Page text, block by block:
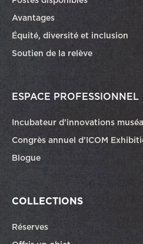
Avantages
Équité, diversité et inclusion
Soutien de la relève
ESPACE PROFESSIONNEL
Incubateur d’innovations
Congrès annuel d’ICOM
Blogue
COLLECTIONS
Réserves